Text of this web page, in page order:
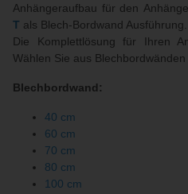
Anhängeraufbau für den
T als Blech-Bordwand Ausführung.
Die Komplettlösung für Ihren
Wählen Sie aus
Blechbordwand:
40 cm
60 cm
70 cm
80 cm
100 cm